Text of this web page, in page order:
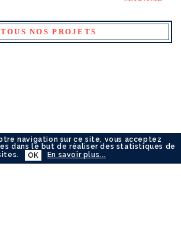
navigation sur ce site, vous acceptez
dans le but de réaliser des statistiques de
OK En savoir plus...
TOUS NOS PROJETS